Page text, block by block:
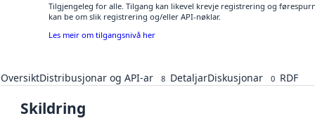
Tilgjengeleg for alle. Tilgang kan likevel krevje registrering og
kan be om slik registrering og/eller API-nøklar.
Les meir om tilgangsnivå her
OversiktDistribusjonar og API-ar 8 DetaljarDiskusjonar 0 RDF
Skildring